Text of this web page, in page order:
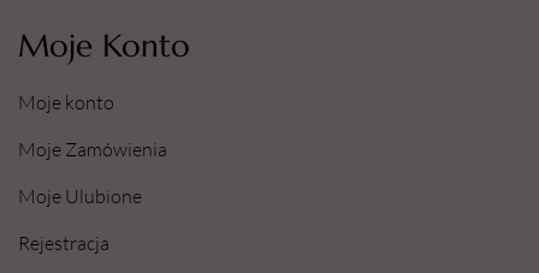
Moje Konto
Moje konto
Moje Zamówienia
Moje Ulubione
Rejestracja